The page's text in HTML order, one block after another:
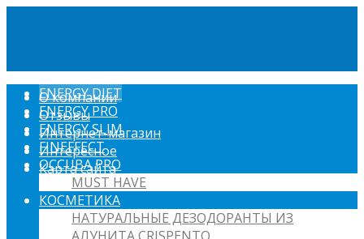
О компании
Отзывы
Интернет-магазин
Интересное
Карта сайта
ENERGY DIET
ENERGY PRO
ENERGY SLIM
FINEFFECT
OCCUBA PRO
MUST HAVE
КОСМЕТИКА
НАТУРАЛЬНЫЕ ДЕЗОДОРАНТЫ ИЗ